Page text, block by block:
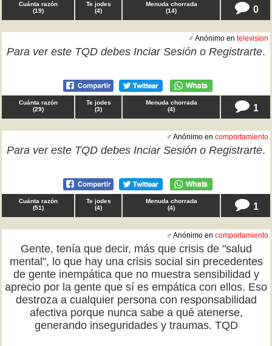
Cuánta razón
(19)
Te jodes
(4)
Menuda chorrada
(14) 0
♂ Anónimo en television
Para ver este TQD debes Inciar Sesión o Registrarte.
Cuánta razón
(29)
Te jodes
(3)
Menuda chorrada
(4) 1
♂ Anónimo en comportamiento
Para ver este TQD debes Inciar Sesión o Registrarte.
Cuánta razón
(51)
Te jodes
(4)
Menuda chorrada
(4) 1
♂ Anónimo en comportamiento
Gente, tenía que decir, más que crisis de "salud
mental", lo que hay una crisis social sin precedentes
de gente inempática que no muestra sensibilidad y
aprecio por la gente que sí es empática con ellos. Eso
destroza a cualquier persona con responsabilidad
afectiva porque nunca sabe a qué atenerse,
generando inseguridades y traumas. TQD